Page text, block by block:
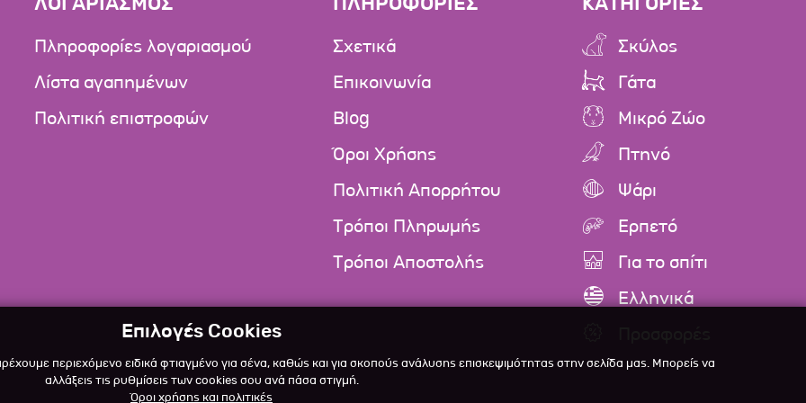
Πληροφορίες λογαριασμού
Λίστα αγαπημένων
Πολιτική επιστροφών
Σχετικά
Επικοινωνία
Blog
Όροι Χρήσης
Πολιτική Απορρήτου
Τρόποι Πληρωμής
Τρόποι Αποστολής
Σκύλος
Γάτα
Μικρό Ζώο
Πτηνό
Ψάρι
Ερπετό
Για το σπίτι
Ελληνικά
Επιλογές Cookies
περιεχόμενο ειδικά φτιαγμένο για σένα, καθώς και για σκοπούς ανάλυσης επισκεψιμότητας στην σελίδα μας. Μπορείς να
αλλάξεις τις ρυθμίσεις των cookies σου ανά πάσα στιγμή.
Όροι χρήσης και πολιτικές